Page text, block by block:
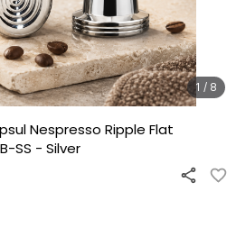
1 / 8
Nespresso Ripple Flat
SS - Silver